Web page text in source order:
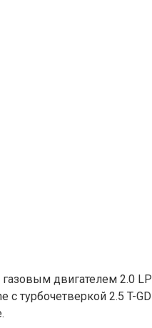
двигателем 2.0
турбочетверкой 2.5 T-